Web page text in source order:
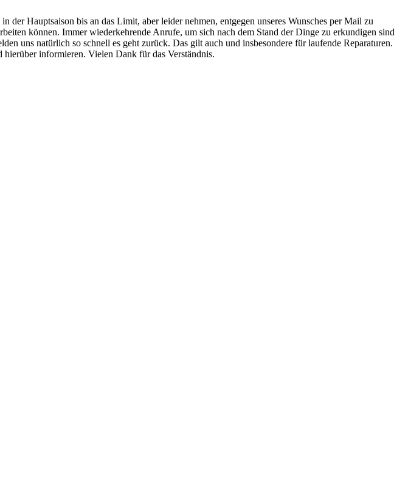
Hauptsaison bis an das Limit, aber leider nehmen, entgegen unseres Wunsches per Mail zu
können. Immer wiederkehrende Anrufe, um sich nach dem Stand der Dinge zu erkundigen sind
uns natürlich so schnell es geht zurück. Das gilt auch und insbesondere für laufende Reparaturen.
informieren. Vielen Dank für das Verständnis.